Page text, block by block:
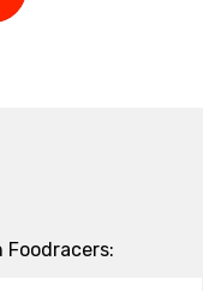
Foodracers: